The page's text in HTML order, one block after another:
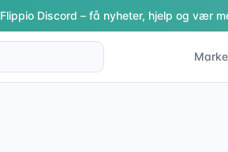
Flippio Discord – få nyheter, hjelp og vær